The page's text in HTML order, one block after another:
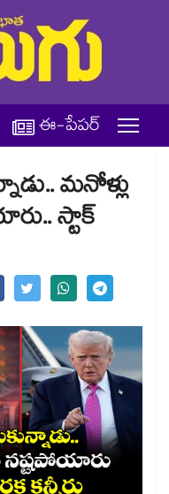
ఈ-పేపర్
మనోళ్లు
స్టాక్